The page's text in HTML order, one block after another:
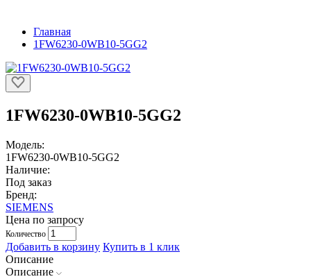
Главная
1FW6230-0WB10-5GG2
1FW6230-0WB10-5GG2
Модель:
1FW6230-0WB10-5GG2
Наличие:
Под заказ
Бренд:
SIEMENS
Цена по запросу
Количество
Добавить в корзину Купить в 1 клик
Описание
Описание